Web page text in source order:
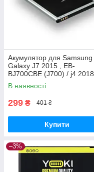
Акумулятор для Samsung
Galaxy J7 2015 , EB-
BJ700CBE (J700) / j4 2018,
3000 mAh Original PRC
В наявності
299 ₴ 401 ₴
Купити
–3%